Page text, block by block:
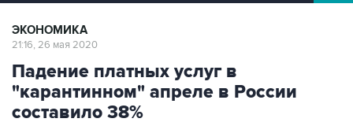
ЭКОНОМИКА
21:16, 26 мая 2020
Падение платных услуг в
"карантинном" апреле в России
составило 38%